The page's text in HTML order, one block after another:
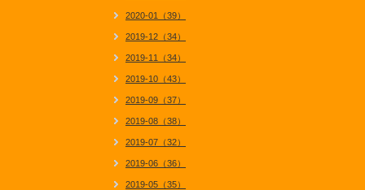
2020-01（39）
2019-12（34）
2019-11（34）
2019-10（43）
2019-09（37）
2019-08（38）
2019-07（32）
2019-06（36）
2019-05（35）